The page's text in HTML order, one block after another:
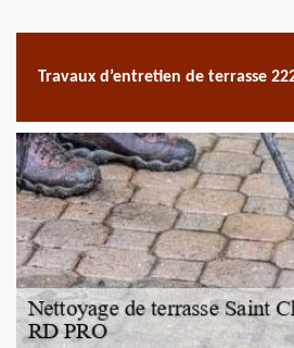
Travaux d’entretien de terrasse